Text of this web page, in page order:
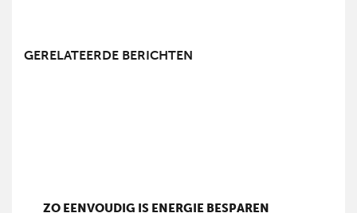
GERELATEERDE BERICHTEN
ZO EENVOUDIG IS ENERGIE BESPAREN